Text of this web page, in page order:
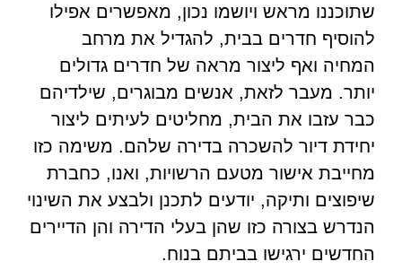
שתוכננו מראש ויושמו נכון, מאפשרים אפילו
להוסיף חדרים בבית, להגדיל את מרחב
המחיה ואף ליצור מראה של חדרים גדולים
יותר. מעבר לזאת, אנשים מבוגרים, שילדיהם
כבר עזבו את הבית, מחליטים לעיתים ליצור
יחידת דיור להשכרה בדירה שלהם. משימה כזו
מחייבת אישור מטעם הרשויות, ואנו, כחברת
שיפוצים ותיקה, יודעים לתכנן ולבצע את השינוי
הנדרש בצורה כזו שהן בעלי הדירה והן הדיירים
החדשים ירגישו בביתם בנוח.